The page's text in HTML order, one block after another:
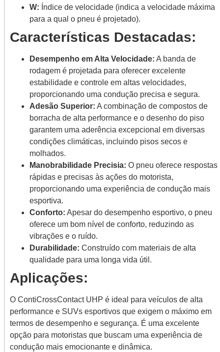
W: Índice de velocidade (indica a velocidade máxima
para a qual o pneu é projetado).
Características Destacadas:
Desempenho em Alta Velocidade: A banda de
rodagem é projetada para oferecer excelente
estabilidade e controle em altas velocidades,
proporcionando uma condução precisa e segura.
Adesão Superior: A combinação de compostos de
borracha de alta performance e o desenho do piso
garantem uma aderência excepcional em diversas
condições climáticas, incluindo pisos secos e
molhados.
Manobrabilidade Precisia: O pneu oferece respostas
rápidas e precisas às ações do motorista,
proporcionando uma experiência de condução mais
esportiva.
Conforto: Apesar do desempenho esportivo, o pneu
oferece um bom nível de conforto, reduzindo as
vibrações e o ruído.
Durabilidade: Construído com materiais de alta
qualidade para uma longa vida útil.
Aplicações:
O ContiCrossContact UHP é ideal para veículos de alta
performance e SUVs esportivos que exigem o máximo em
termos de desempenho e segurança. É uma excelente
opção para motoristas que buscam uma experiência de
condução mais emocionante e dinâmica.